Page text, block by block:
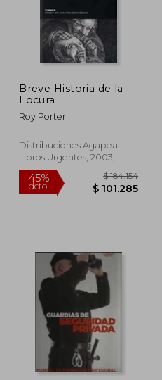
Breve Historia de la
Locura
Roy Porter
Distribuciones Agapea -
Libros Urgentes, 2003,
Tapa Blanda, Nuevo